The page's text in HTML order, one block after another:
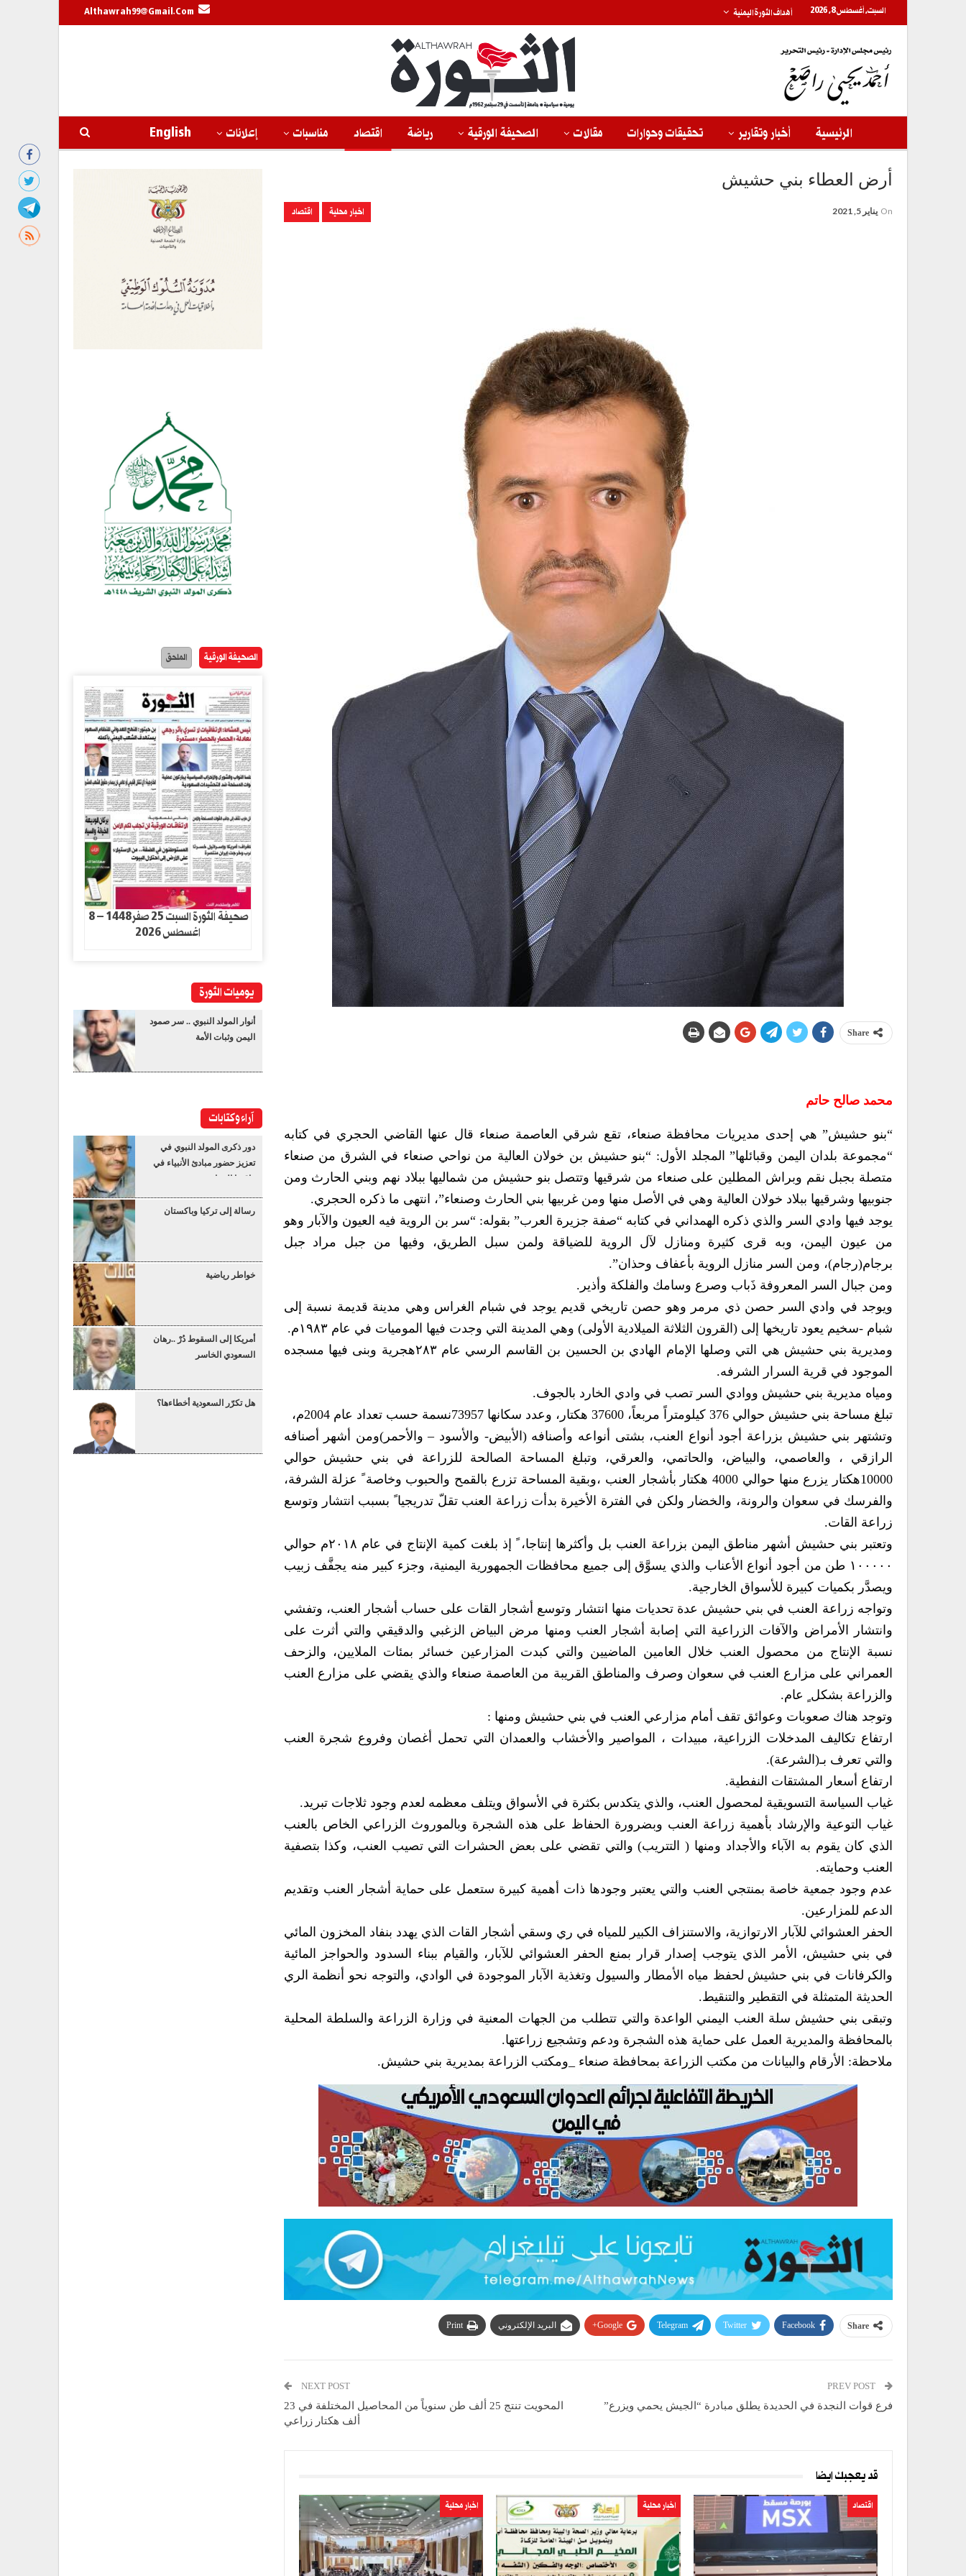
السبت, أغسطس 8, 2026 أهداف الثورة اليمنية Althawrah99@gmail.com
الرئيسية أخبار وتقارير تحقيقات وحوارات مقالات الصحيفة الورقية رياضة اقتصاد مناسبات إعلانات English
أرض العطاء بني حشيش
اخبار محلية اقتصاد On يناير 5, 2021
Share
محمد صالح حاتم
“بنو حشيش” هي إحدى مديريات محافظة صنعاء، تقع شرقي العاصمة صنعاء قال عنها القاضي الحجري في كتابه
“مجموعة بلدان اليمن وقبائلها” المجلد الأول: “بنو حشيش بن خولان العالية من نواحي صنعاء في الشرق من صنعاء
متصلة بجبل نقم وبراش المطلين على صنعاء من شرقيها وتتصل بنو حشيش من شماليها ببلاد نهم وبني الحارث ومن
جنوبيها وشرقيها ببلاد خولان العالية وهي في الأصل منها ومن غربيها بني الحارث وصنعاء”، انتهى ما ذكره الحجري.
يوجد فيها وادي السر والذي ذكره الهمداني في كتابه “صفة جزيرة العرب” بقوله: “سر بن الروية فيه العيون والآبار وهو
من عيون اليمن، وبه قرى كثيرة ومنازل لآل الروية للضياقة ولمن سبل الطريق، وفيها من جبل مراد جبل
برجام(رجام)، ومن السر منازل الروية بأعفاف وحذان”.
ومن جبال السر المعروفة ذَباب وصرع وسامك والفلكة وأذير.
ويوجد في وادي السر حصن ذي مرمر وهو حصن تاريخي قديم يوجد في شبام الغراس وهي مدينة قديمة نسبة إلى
شبام -سخيم يعود تاريخها إلى (القرون الثلاثة الميلادية الأولى) وهي المدينة التي وجدت فيها الموميات في عام ١٩٨٣م.
ومديرية بني حشيش هي التي وصلها الإمام الهادي بن الحسين بن القاسم الرسي عام ٢٨٣هجرية وبنى فيها مسجده
الموجود في قرية السرار الشرفه.
ومياه مديرية بني حشيش ووادي السر تصب في وادي الخارد بالجوف.
تبلغ مساحة بني حشيش حوالي 376 كيلومتراً مربعاً، 37600 هكتار، وعدد سكانها 73957نسمة حسب تعداد عام 2004م،
وتشتهر بني حشيش بزراعة أجود أنواع العنب، بشتى أنواعه وأصنافه (الأبيض- والأسود – والأحمر)ومن أشهر أصنافه
الرازقي ، والعاصمي، والبياض، والحاتمي، والعرقي، وتبلغ المساحة الصالحة للزراعة في بني حشيش حوالي
10000هكتار يزرع منها حوالي 4000 هكتار بأشجار العنب ،وبقية المساحة تزرع بالقمح والحبوب وخاصة ً عزلة الشرفة،
والفرسك في سعوان والرونة، والخضار ولكن في الفترة الأخيرة بدأت زراعة العنب تقلّ تدريجيا ً بسبب انتشار وتوسع
زراعة القات.
وتعتبر بني حشيش أشهر مناطق اليمن بزراعة العنب بل وأكثرها إنتاجا، ً إذ بلغت كمية الإنتاج في عام ٢٠١٨م حوالي
١٠٠٠٠٠ طن من أجود أنواع الأعناب والذي يسوَّق إلى جميع محافظات الجمهورية اليمنية، وجزء كبير منه يجفَّف زبيب
ويصدَّر بكميات كبيرة للأسواق الخارجية.
وتواجه زراعة العنب في بني حشيش عدة تحديات منها انتشار وتوسع أشجار القات على حساب أشجار العنب، وتفشي
وانتشار الأمراض والآفات الزراعية التي إصابة أشجار العنب ومنها مرض البياض الزغبي والدقيقي والتي أثرت على
نسبة الإنتاج من محصول العنب خلال العامين الماضيين والتي كبدت المزارعين خسائر بمئات الملايين، والزحف
العمراني على مزارع العنب في سعوان وصرف والمناطق القريبة من العاصمة صنعاء والذي يقضي على مزارع العنب
والزراعة بشكل ٍ عام.
وتوجد هناك صعوبات وعوائق تقف أمام مزارعي العنب في بني حشيش ومنها :
ارتفاع تكاليف المدخلات الزراعية، مبيدات ، المواصير والأخشاب والعمدان التي تحمل أغصان وفروع شجرة العنب
والتي تعرف بـ(الشرعة).
ارتفاع أسعار المشتقات النفطية.
غياب السياسة التسويقية لمحصول العنب، والذي يتكدس بكثرة في الأسواق ويتلف معظمه لعدم وجود ثلاجات تبريد.
غياب التوعية والإرشاد بأهمية زراعة العنب وبضرورة الحفاظ على هذه الشجرة وبالموروث الزراعي الخاص بالعنب
الذي كان يقوم به الآباء والأجداد ومنها ( التتريب) والتي تقضي على بعض الحشرات التي تصيب العنب، وكذا بتصفية
العنب وحمايته.
عدم وجود جمعية خاصة بمنتجي العنب والتي يعتبر وجودها ذات أهمية كبيرة ستعمل على حماية أشجار العنب وتقديم
الدعم للمزارعين.
الحفر العشوائي للآبار الارتوازية، والاستنزاف الكبير للمياه في ري وسقي أشجار القات الذي يهدد بنفاد المخزون المائي
في بني حشيش، الأمر الذي يتوجب إصدار قرار بمنع الحفر العشوائي للآبار، والقيام ببناء السدود والحواجز المائية
والكرفانات في بني حشيش لحفظ مياه الأمطار والسيول وتغذية الآبار الموجودة في الوادي، والتوجه نحو أنظمة الري
الحديثة المتمثلة في التقطير والتنقيط.
وتبقى بني حشيش سلة العنب اليمني الواعدة والتي تتطلب من الجهات المعنية في وزارة الزراعة والسلطة المحلية
بالمحافظة والمديرية العمل على حماية هذه الشجرة ودعم وتشجيع زراعتها.
ملاحظة: الأرقام والبيانات من مكتب الزراعة بمحافظة صنعاء _ومكتب الزراعة بمديرية بني حشيش.
Share
Facebook
Twitter
Telegram
Google+ البريد الإلكتروني Print
فرع قوات النجدة في الحديدة يطلق مبادرة “الجيش يحمي ويزرع”
NEXT POST
المحويت تنتج 25 ألف طن سنوياً من المحاصيل المختلفة في 23
ألف هكتار زراعي
قد يعجبك ايضا
اقتصاد اخبار محلية اخبار محلية
الصحيفة الورقية الملحق
صحيفة الثورة السبت 25 صفر1448 – 8
اغسطس 2026
يوميات الثورة
أنوار المولد النبوي .. سر صمود
اليمن وثبات الأمة
آراء وكتابات
دور ذكرى المولد النبوي في
تعزيز حضور مبادئ الأنبياء في
واقعنا المعاصر
رسالة إلى تركيا وباكستان
خواطر رياضية
أمريكا إلى السقوط دُرْ ..رهان
السعودي الخاسر
هل تكرّر السعودية أخطاءها؟